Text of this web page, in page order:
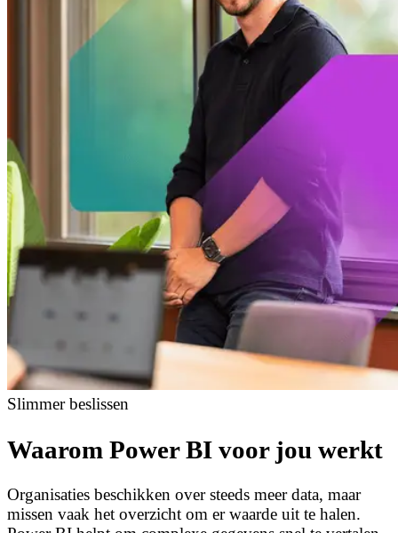
Slimmer beslissen
Waarom Power BI voor jou werkt
Organisaties beschikken over steeds meer data, maar
missen vaak het overzicht om er waarde uit te halen.